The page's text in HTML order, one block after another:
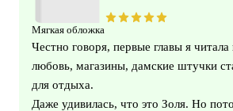
Мягкая обложка
Честно говоря, первые главы я
любовь, магазины, дамские штучки
для отдыха.
Даже удивилась, что это Золя. Но